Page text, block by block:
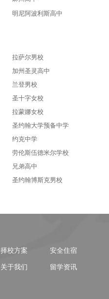
明尼阿波利斯高中
拉萨尔男校
加州圣灵高中
兰登男校
圣十字女校
拉蒙娜女校
圣约翰大学预备中学
约克中学
劳伦斯伍德米尔学校
兄弟高中
圣约翰博斯克男校
择校方案 安全住宿
关于我们 留学资讯